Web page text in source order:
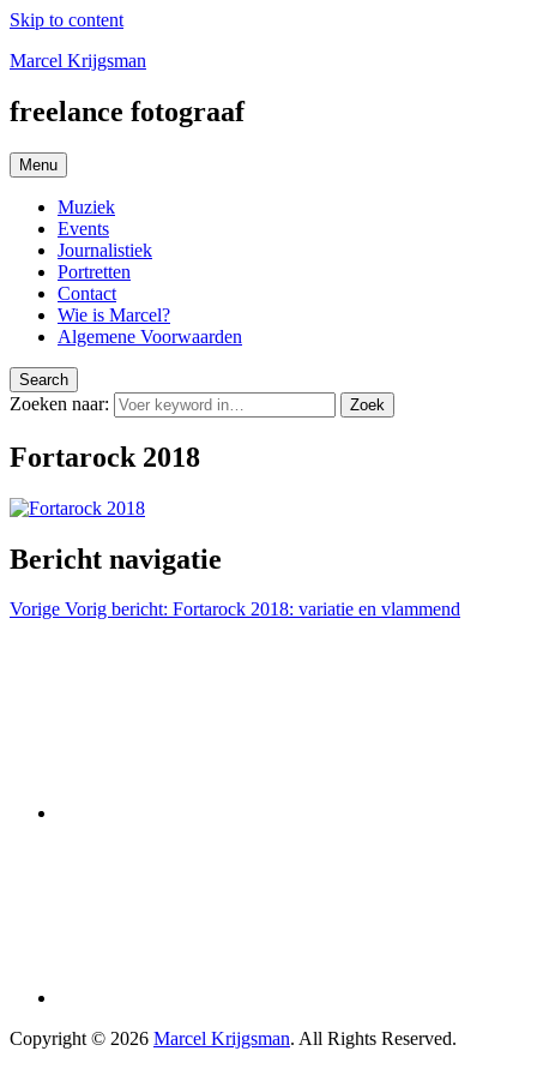
Skip to content
Marcel Krijgsman
freelance fotograaf
Menu
Muziek
Events
Journalistiek
Portretten
Contact
Wie is Marcel?
Algemene Voorwaarden
Search
Zoeken naar: Zoek
Fortarock 2018
Bericht navigatie
Vorige Vorig bericht: Fortarock 2018: variatie en vlammend
Copyright © 2026 Marcel Krijgsman. All Rights Reserved.